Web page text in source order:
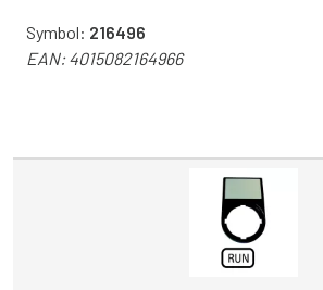
Symbol: 216496
EAN:4015082164966